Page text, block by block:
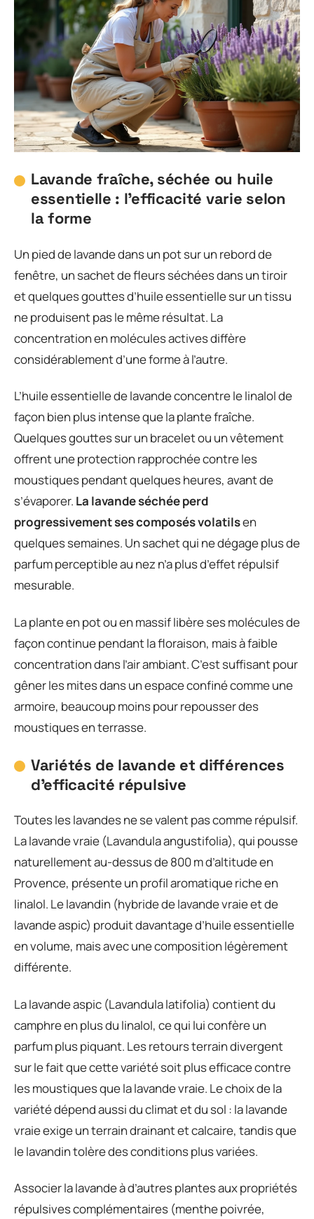
Lavande fraîche, séchée ou huile
essentielle : l’efficacité varie selon
la forme
Un pied de lavande dans un pot sur un rebord de
fenêtre, un sachet de fleurs séchées dans un tiroir
et quelques gouttes d’huile essentielle sur un tissu
ne produisent pas le même résultat. La
concentration en molécules actives diffère
considérablement d’une forme à l’autre.
L’huile essentielle de lavande concentre le linalol de
façon bien plus intense que la plante fraîche.
Quelques gouttes sur un bracelet ou un vêtement
offrent une protection rapprochée contre les
moustiques pendant quelques heures, avant de
s’évaporer. La lavande séchée perd
progressivement ses composés volatilsen
quelques semaines. Un sachet qui ne dégage plus de
parfum perceptible au nez n’a plus d’effet répulsif
mesurable.
La plante en pot ou en massif libère ses molécules de
façon continue pendant la floraison, mais à faible
concentration dans l’air ambiant. C’est suffisant pour
gêner les mites dans un espace confiné comme une
armoire, beaucoup moins pour repousser des
moustiques en terrasse.
Variétés de lavande et différences
d’efficacité répulsive
Toutes les lavandes ne se valent pas comme répulsif.
La lavande vraie (Lavandula angustifolia), qui pousse
naturellement au-dessus de 800 m d’altitude en
Provence, présente un profil aromatique riche en
linalol. Le lavandin (hybride de lavande vraie et de
lavande aspic) produit davantage d’huile essentielle
en volume, mais avec une composition légèrement
différente.
La lavande aspic (Lavandula latifolia) contient du
camphre en plus du linalol, ce qui lui confère un
parfum plus piquant. Les retours terrain divergent
sur le fait que cette variété soit plus efficace contre
les moustiques que la lavande vraie. Le choix de la
variété dépend aussi du climat et du sol : la lavande
vraie exige un terrain drainant et calcaire, tandis que
le lavandin tolère des conditions plus variées.
Associer la lavande à d’autres plantes aux propriétés
répulsives complémentaires (menthe poivrée,